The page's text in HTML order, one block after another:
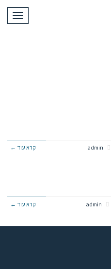
תפריט
admin קרא עוד ←
admin קרא עוד ←